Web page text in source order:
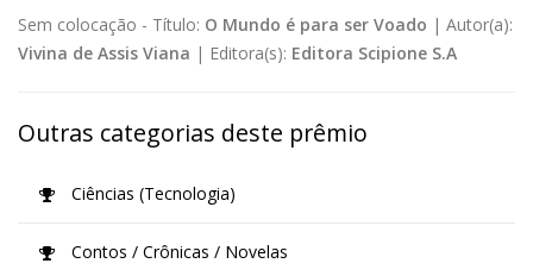
Sem colocação - Título: O Mundo é para ser Voado | Autor(a):
Vivina de Assis Viana | Editora(s): Editora Scipione S.A
Outras categorias deste prêmio
Ciências (Tecnologia)
Contos / Crônicas / Novelas